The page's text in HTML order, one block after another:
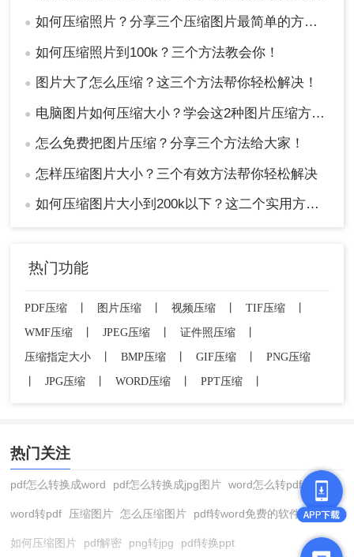
● 如何压缩照片？分享三个压缩图片最简单的方法！
● 如何压缩照片到100k？三个方法教会你！
● 图片大了怎么压缩？这三个方法帮你轻松解决！
● 电脑图片如何压缩大小？学会这2种图片压缩方法，给你的电脑腾出40%的空间
● 怎么免费把图片压缩？分享三个方法给大家！
● 怎样压缩图片大小？三个有效方法帮你轻松解决
● 如何压缩图片大小到200k以下？这二个实用方法分享给你！
热门功能
PDF压缩 图片压缩 视频压缩 TIF压缩
WMF压缩
JPEG压缩 证件照压缩
压缩指定大小
BMP压缩 GIF压缩
PNG压缩
JPG压缩 WORD压缩 PPT压缩
热门关注
pdf怎么转换成word pdf怎么转换成jpg图片 word怎么转pdf
word转pdf 压缩图片 怎么压缩图片 pdf转word免费的软件
如何压缩图片 pdf解密 png转jpg pdf转换ppt